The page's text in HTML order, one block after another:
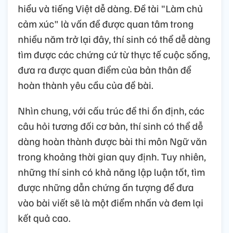
hiểu và tiếng Việt dễ dàng. Đề tài "Làm chủ
cảm xúc" là vấn đề được quan tâm trong
nhiều năm trở lại đây, thí sinh có thể dễ dàng
tìm được các chứng cứ từ thực tế cuộc sống,
đưa ra được quan điểm của bản thân để
hoàn thành yêu cầu của đề bài.
Nhìn chung, với cấu trúc đề thi ổn định, các
câu hỏi tương đối cơ bản, thí sinh có thể dễ
dàng hoàn thành được bài thi môn Ngữ văn
trong khoảng thời gian quy định. Tuy nhiên,
những thí sinh có khả năng lập luận tốt, tìm
được những dẫn chứng ấn tượng để đưa
vào bài viết sẽ là một điểm nhấn và đem lại
kết quả cao.